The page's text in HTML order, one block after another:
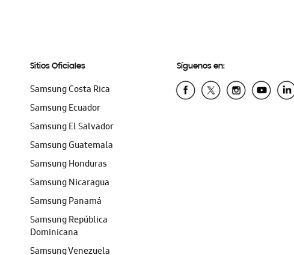
Sitios Oficiales
Samsung Costa Rica
Samsung Ecuador
Samsung El Salvador
Samsung Guatemala
Samsung Honduras
Samsung Nicaragua
Samsung Panamá
Samsung República
Dominicana
Samsung Venezuela
Síguenos en: